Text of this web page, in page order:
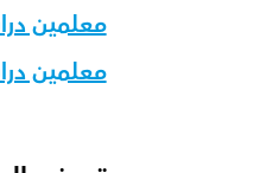
معلمين
معلمين